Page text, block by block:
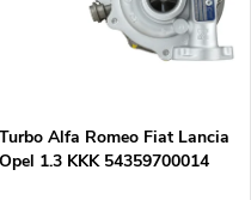
Turbo Alfa Romeo Fiat Lancia
Opel 1.3 KKK 54359700014